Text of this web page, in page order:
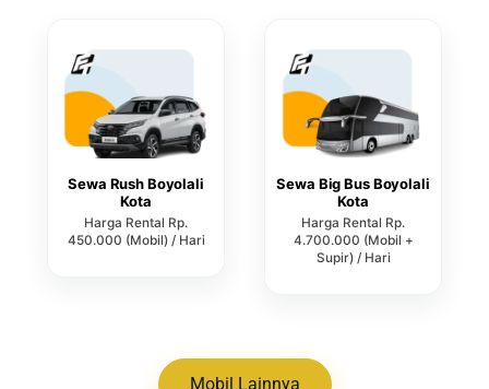
Sewa Rush Boyolali
Kota
Harga Rental Rp.
450.000 (Mobil) / Hari
Sewa Big Bus Boyolali
Kota
Harga Rental Rp.
4.700.000 (Mobil +
Supir) / Hari
Mobil Lainnya